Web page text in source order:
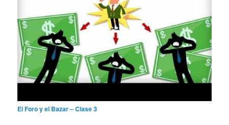
El Foro y el Bazar – Clase 3